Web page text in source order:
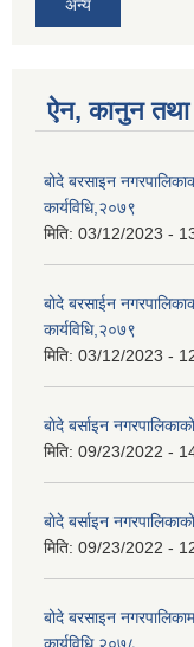
अन्य
ऐन, कानुन तथा
बोदे बरसाइन
कार्यविधि,२०७९
मिति: 03/12/2023 -
बोदे बरसाईन
कार्यविधि,२०७९
मिति: 03/12/2023 -
बाेदे बर्साइन
मिति: 09/23/2022 -
बाेदे बर्साइन
मिति: 09/23/2022 -
बोदे बरसाइन